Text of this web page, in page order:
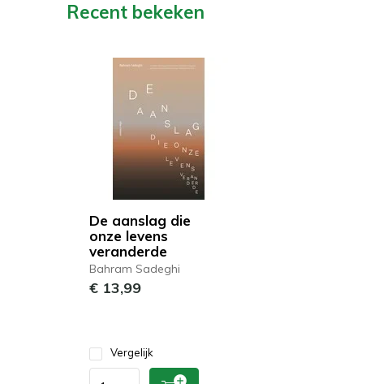
Recent bekeken
De aanslag die
onze levens
veranderde
Bahram Sadeghi
€ 13,99
Vergelijk